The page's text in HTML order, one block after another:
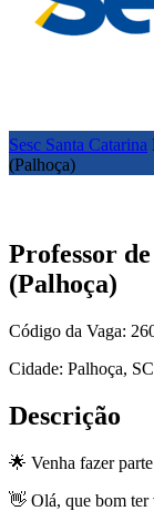
Sesc Santa Catarina
(Palhoça)
Professor
(Palhoça)
Código da Vaga:
Cidade: Palhoça, SC
Descrição
🌟 Venha fazer
👋 Olá, que bom ter